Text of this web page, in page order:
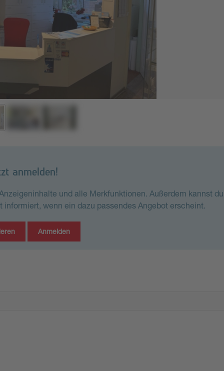
anmelden!
und alle Merkfunktionen. Außerdem kannst
wenn ein dazu passendes Angebot erscheint.
Anmelden